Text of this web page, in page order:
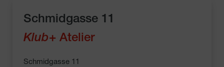
Schmidgasse 11
Klub+ Atelier
Schmidgasse 11